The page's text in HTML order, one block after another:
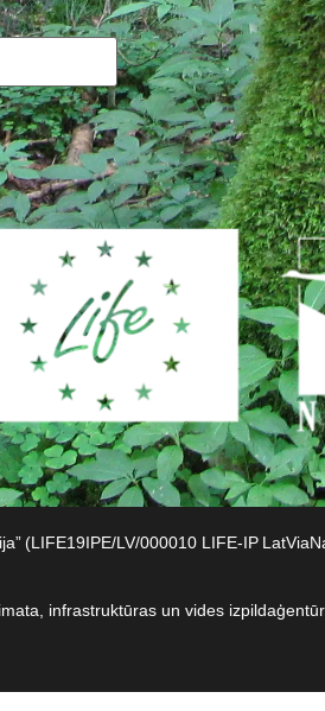
(LIFE19IPE/LV/000010 LIFE-IP
infrastruktūras un vides